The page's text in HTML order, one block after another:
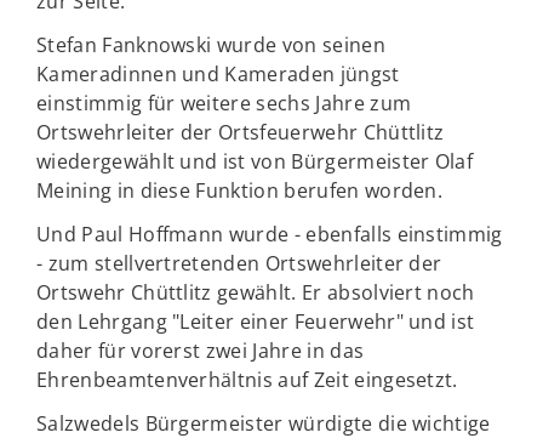
Stefan Fanknowski wurde von seinen
Kameradinnen und Kameraden jüngst
einstimmig für weitere sechs Jahre zum
Ortswehrleiter der Ortsfeuerwehr Chüttlitz
wiedergewählt und ist von Bürgermeister Olaf
Meining in diese Funktion berufen worden.
Und Paul Hoffmann wurde - ebenfalls einstimmig
- zum stellvertretenden Ortswehrleiter der
Ortswehr Chüttlitz gewählt. Er absolviert noch
den Lehrgang "Leiter einer Feuerwehr" und ist
daher für vorerst zwei Jahre in das
Ehrenbeamtenverhältnis auf Zeit eingesetzt.
Salzwedels Bürgermeister würdigte die wichtige